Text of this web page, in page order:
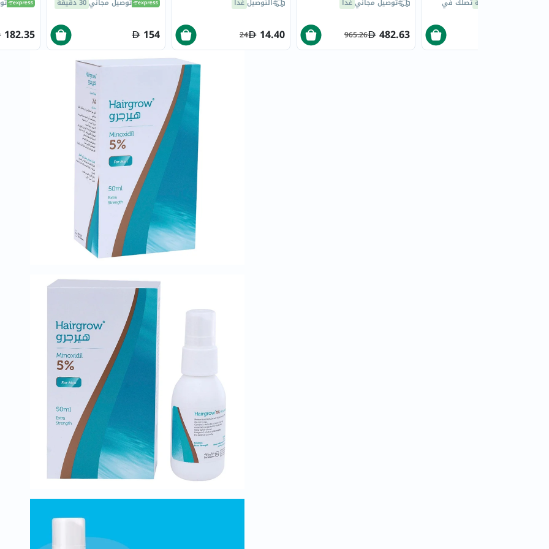
العظام
والمفاصل
والذاكرة
دعم
مرضى
السكري
دعم
الكلى
والمسالك
البولية
دعم
الكبد
صحة
البروستاتا
الفيتامينات
مالتي
فيتامين
فيتامين
فيتامين
فيتامين
د
فيتامين
الحديد
182.35
توصيل مجاني30 دقيقة
154
التوصيلغداً
14.40
24
توصيل مجانيغداً
482.63
965.26
تصلك في